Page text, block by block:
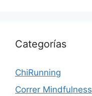
Categorías
ChiRunning
Correr Mindfulness